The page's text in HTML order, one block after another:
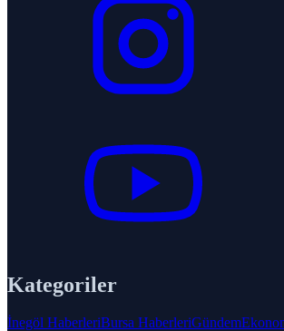
Kategoriler
İnegöl HaberleriBursa HaberleriGündem